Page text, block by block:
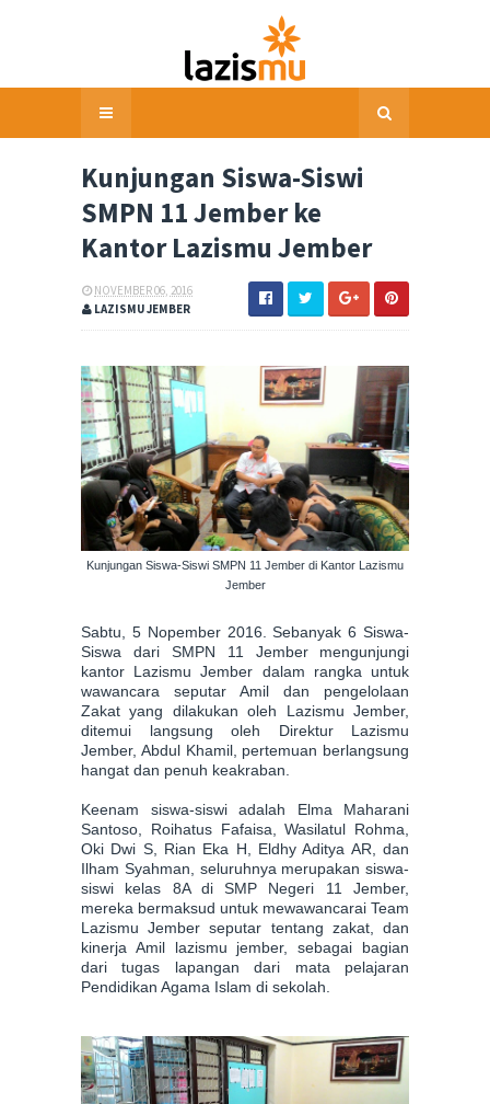
Kunjungan Siswa-Siswi
SMPN 11 Jember ke
Kantor Lazismu Jember
NOVEMBER 06, 2016
LAZISMU JEMBER
Kunjungan Siswa-Siswi SMPN 11 Jember di Kantor Lazismu
Jember
Sabtu, 5 Nopember 2016. Sebanyak 6 Siswa-
Siswa dari SMPN 11 Jember
mengunjungi
kantor Lazismu Jember dalam rangka untuk
wawancara seputar Amil dan pengelolaan
Zakat yang dilakukan oleh Lazismu Jember,
ditemui langsung oleh Direktur Lazismu
Jember, Abdul Khamil, pertemuan berlangsung
hangat dan penuh keakraban.
Keenam siswa-siswi adalah Elma Maharani
Santoso, Roihatus Fafaisa, Wasilatul Rohma,
Oki Dwi S, Rian Eka H, Eldhy Aditya AR, dan
Ilham Syahman, seluruhnya merupakan siswa-
siswi kelas 8A di SMP Negeri 11 Jember,
mereka bermaksud untuk mewawancarai Team
Lazismu Jember seputar tentang zakat, dan
kinerja Amil lazismu jember, sebagai bagian
dari tugas lapangan dari mata pelajaran
Pendidikan Agama Islam di sekolah.